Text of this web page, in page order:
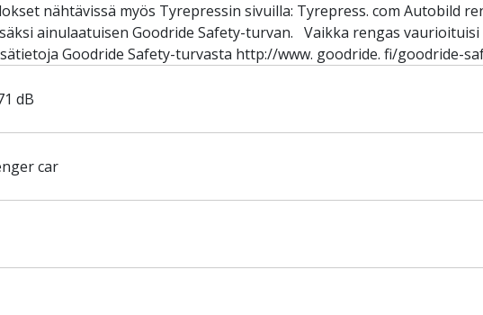
nähtävissä myös Tyrepressin sivuilla: Tyrepress. com Autobild
ainulaatuisen Goodride Safety-turvan. Vaikka rengas
Goodride Safety-turvasta http://www. goodride. fi/goodride-
dB
car